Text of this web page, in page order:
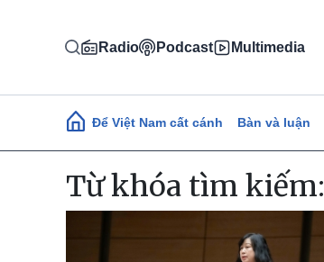
Radio Podcast Multimedia
Main navigation
Để Việt Nam cất cánh Bàn và luận
Từ khóa tìm kiếm: